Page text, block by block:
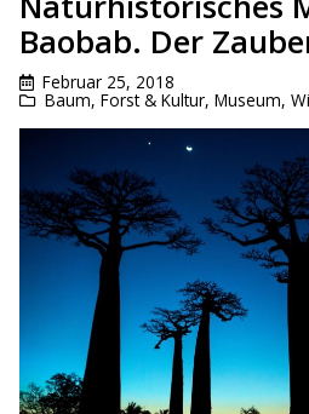
Baobab. Der
Februar 25, 2018
Baum, Forst & Kultur, Museum,